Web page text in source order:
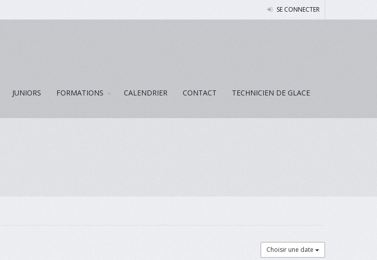
SE CONNECTER
JUNIORS FORMATIONS CALENDRIER CONTACT TECHNICIEN DE GLACE
Choisir une date